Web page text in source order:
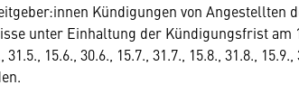
Kündigungen von Angestellten
unter Einhaltung der Kündigungsfrist am
31.5., 15.6., 30.6., 15.7., 31.7., 15.8., 31.8., 15.9.,